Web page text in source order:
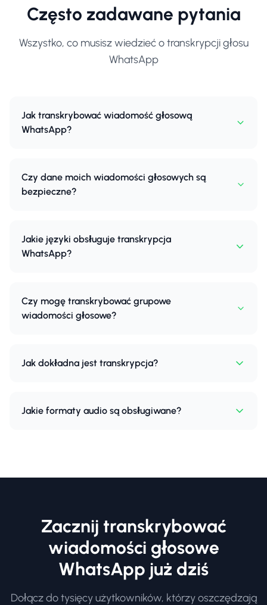
Często zadawane pytania
Wszystko, co musisz wiedzieć o transkrypcji głosu
WhatsApp
Jak transkrybować wiadomość głosową
WhatsApp?
Czy dane moich wiadomości głosowych są
bezpieczne?
Jakie języki obsługuje transkrypcja
WhatsApp?
Czy mogę transkrybować grupowe
wiadomości głosowe?
Jak dokładna jest transkrypcja?
Jakie formaty audio są obsługiwane?
Zacznij transkrybować
wiadomości głosowe
WhatsApp już dziś
Dołącz do tysięcy użytkowników, którzy oszczędzają